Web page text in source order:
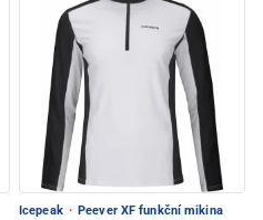
Icepeak · Peever XF funkční mikina